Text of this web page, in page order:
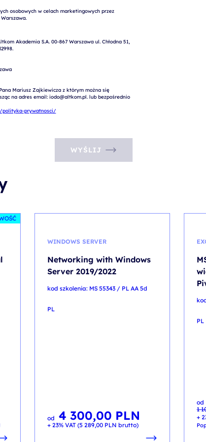
Altkom Akademia S.A., ul. Chłodna 51, 00-867 Warszawa.
Akademia S.A. 00-867 Warszawa ul. Chłodna 51,
Mariusz Zajkiewicza z którym można się
na adres email: iodo@altkom.pl. lub bezpośrednio
polityka-prywatnosci/
WYŚLIJ
WINDOWS SERVER
Networking with Windows
Server 2019/2022
kod szkolenia: MS 55343 / PL AA 5d
PL
od 4 300,00 PLN
+ 23% VAT (5 289,00 PLN brutto)
PL
od
1
1
+